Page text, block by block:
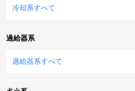
冷却系すべて
過給器系
過給器系すべて